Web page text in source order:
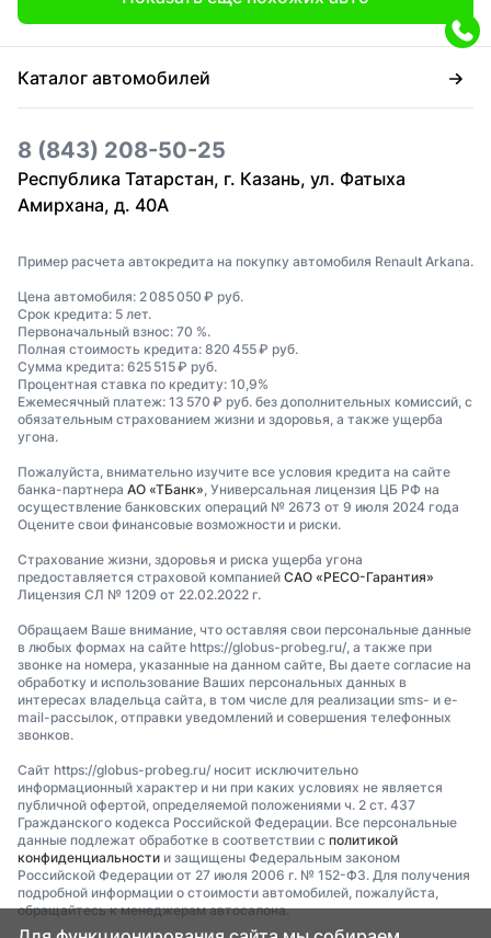
Каталог автомобилей
8 (843) 208-50-25
Республика Татарстан, г. Казань, ул. Фатыха
Амирхана, д. 40А
Пример расчета автокредита на покупку автомобиля Renault Arkana.
Цена автомобиля: 2 085 050 ₽ руб.
Срок кредита: 5 лет.
Первоначальный взнос: 70 %.
Полная стоимость кредита: 820 455 ₽ руб.
Сумма кредита: 625 515 ₽ руб.
Процентная ставка по кредиту: 10,9%
Ежемесячный платеж: 13 570 ₽ руб. без дополнительных комиссий, с
обязательным страхованием жизни и здоровья, а также ущерба
угона.
Пожалуйста, внимательно изучите все условия кредита на сайте
банка-партнера АО «ТБанк», Универсальная лицензия ЦБ РФ на
осуществление банковских операций № 2673 от 9 июля 2024 года
Оцените свои финансовые возможности и риски.
Страхование жизни, здоровья и риска ущерба угона
предоставляется страховой компанией САО «РЕСО-Гарантия»
Лицензия СЛ № 1209 от 22.02.2022 г.
Обращаем Ваше внимание, что оставляя свои персональные данные
в любых формах на сайте https://globus-probeg.ru/, а также при
звонке на номера, указанные на данном сайте, Вы даете согласие на
обработку и использование Ваших персональных данных в
интересах владельца сайта, в том числе для реализации sms- и e-
mail-рассылок, отправки уведомлений и совершения телефонных
звонков.
Сайт https://globus-probeg.ru/ носит исключительно
информационный характер и ни при каких условиях не является
публичной офертой, определяемой положениями ч. 2 ст. 437
Гражданского кодекса Российской Федерации. Все персональные
данные подлежат обработке в соответствии с политикой
конфиденциальности и защищены Федеральным законом
Российской Федерации от 27 июля 2006 г. № 152-ФЗ. Для получения
подробной информации о стоимости автомобилей, пожалуйста,
обращайтесь к менеджерам автосалона.